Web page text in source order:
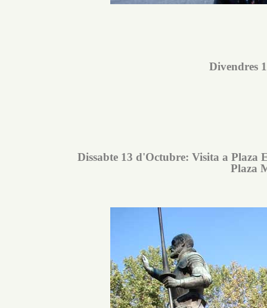
Divendres
Dissabte 13 d'Octubre: Visita a Plaza
Plaza